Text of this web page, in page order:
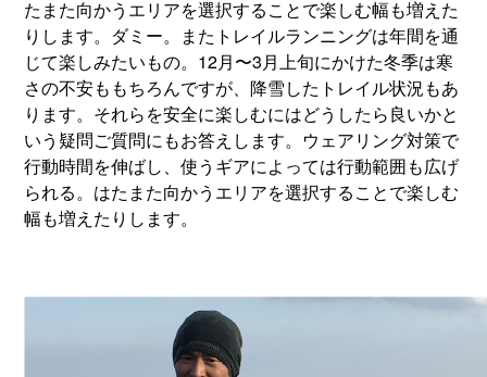
たまた向かうエリアを選択することで楽しむ幅も増えた
りします。ダミー。またトレイルランニングは年間を通
じて楽しみたいもの。12月〜3月上旬にかけた冬季は寒
さの不安ももちろんですが、降雪したトレイル状況もあ
ります。それらを安全に楽しむにはどうしたら良いかと
いう疑問ご質問にもお答えします。ウェアリング対策で
行動時間を伸ばし、使うギアによっては行動範囲も広げ
られる。はたまた向かうエリアを選択することで楽しむ
幅も増えたりします。